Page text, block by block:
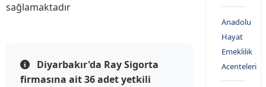
sağlamaktadır
Diyarbakır'da Ray Sigorta
firmasına ait 36 adet yetkili
Anadolu
Hayat
Emeklilik
Acenteleri